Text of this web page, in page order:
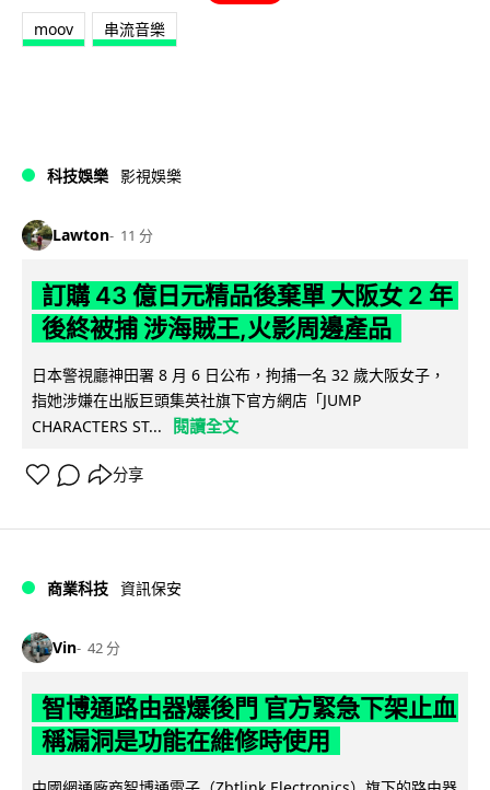
moov 串流音樂
科技娛樂 影視娛樂
Lawton 11 分
訂購 43 億日元精品後棄單 大阪女 2 年
後終被捕 涉海賊王,火影周邊產品
日本警視廳神田署 8 月 6 日公布，拘捕一名 32 歲大阪女子，
指她涉嫌在出版巨頭集英社旗下官方網店「JUMP
CHARACTERS ST...
閱讀全文
分享
商業科技 資訊保安
Vin 42 分
智博通路由器爆後門 官方緊急下架止血
稱漏洞是功能在維修時使用